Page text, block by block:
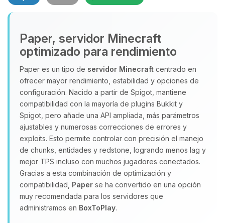
Paper, servidor Minecraft
optimizado para rendimiento
Paper es un tipo de servidor Minecraft centrado en
ofrecer mayor rendimiento, estabilidad y opciones de
configuración. Nacido a partir de Spigot, mantiene
compatibilidad con la mayoría de plugins Bukkit y
Spigot, pero añade una API ampliada, más parámetros
ajustables y numerosas correcciones de errores y
exploits. Esto permite controlar con precisión el manejo
de chunks, entidades y redstone, logrando menos lag y
mejor TPS incluso con muchos jugadores conectados.
Gracias a esta combinación de optimización y
compatibilidad, Paper se ha convertido en una opción
muy recomendada para los servidores que
administramos en BoxToPlay.
Yupi, por fin alguien con quien
hablar! Soy Choupy, tu pequeno
asistente de BoxToPlay. Cuentame
que necesitas y moveré mis
pequenos circuitos para ayudarte.
06/08/2026 18:17